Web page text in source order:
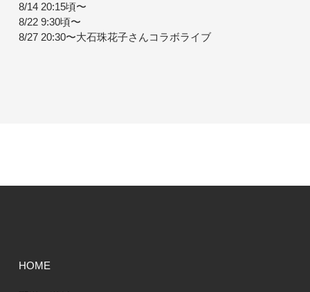
8/14 20:15頃〜
8/22 9:30頃〜
8/27 20:30〜大石珠花子さんコラボライブ
HOME